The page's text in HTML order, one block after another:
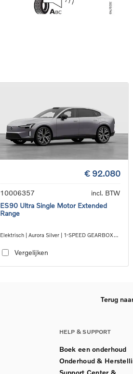
€ 92.080
10006357
incl. BTW
ES90 Ultra Single Motor Extended
Range
Elektrisch | Aurora Silver | 1-SPEED GEARBOX
Vergelijken
Terug
HELP & SUPPORT
Boek een onderhoud
Onderhoud &
Support Center &